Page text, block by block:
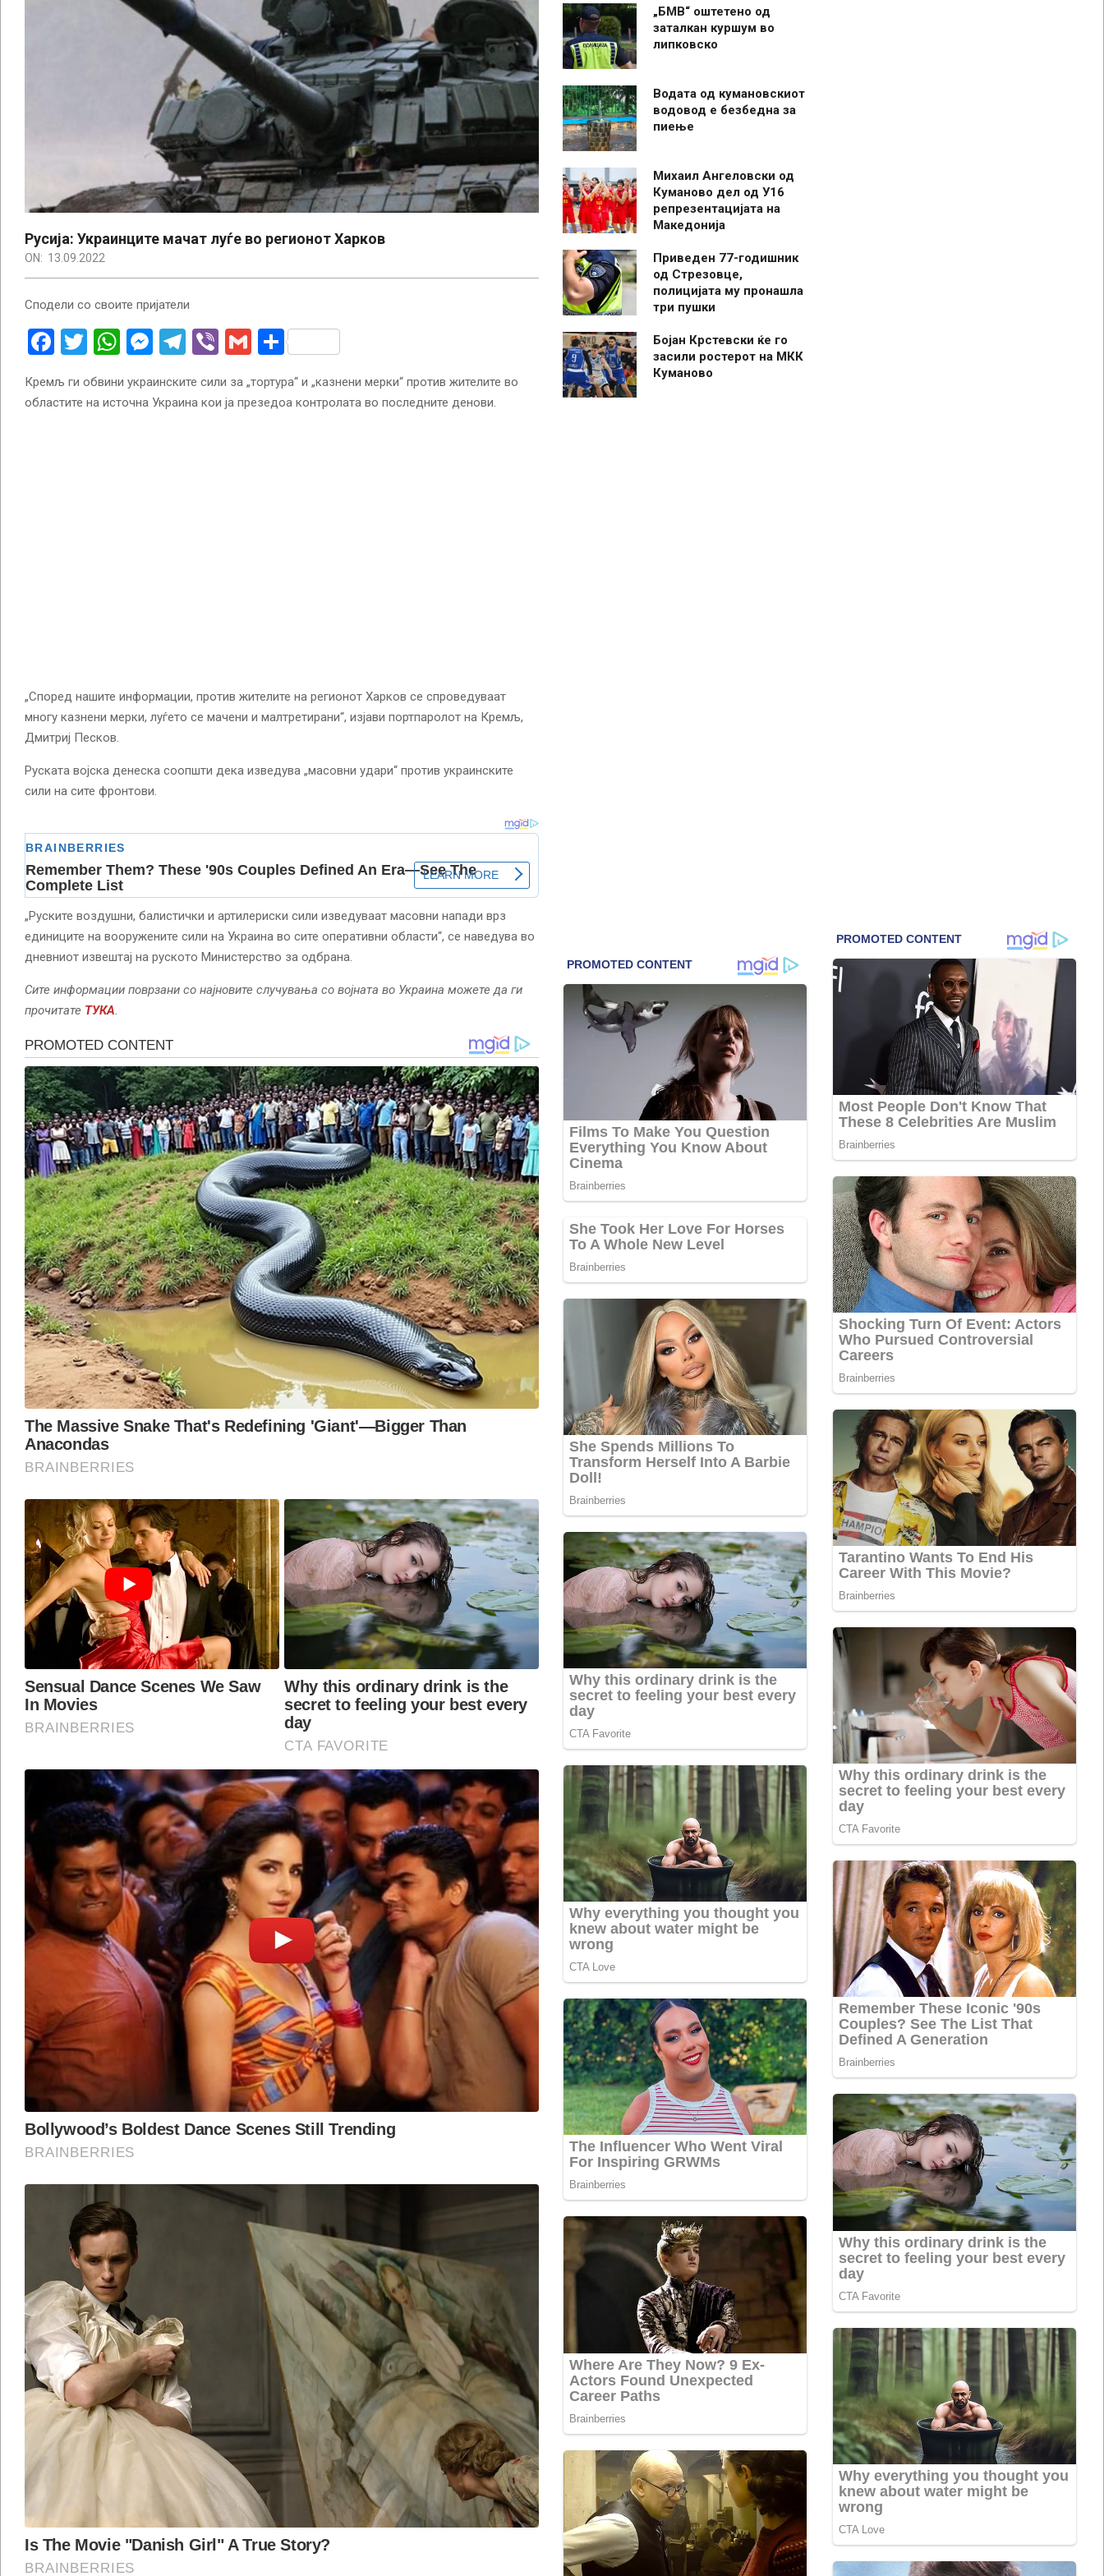
Русија: Украинците мачат луѓе во регионот Харков
ON: 13.09.2022
Сподели со своите пријатели
Facebook
Twitter
WhatsApp
Messenger
Telegram
ViberGmailShare
Кремљ ги обвини украинските сили за „тортура“ и „казнени мерки“ против жителите во
областите на источна Украина кои ја презедоа контролата во последните денови.
„Според нашите информации, против жителите на регионот Харков се спроведуваат
многу казнени мерки, луѓето се мачени и малтретирани“, изјави портпаролот на Кремљ,
Дмитриј Песков.
Руската војска денеска соопшти дека изведува „масовни удари“ против украинските
сили на сите фронтови.
„Руските воздушни, балистички и артилериски сили изведуваат масовни напади врз
единиците на вооружените сили на Украина во сите оперативни области“, се наведува во
дневниот извештај на руското Министерство за одбрана.
Сите информации поврзани со најновите случувања со војната во Украина можете да ги
прочитате ТУКА.
„БМВ“ оштетено од
заталкан куршум во
липковско
Водата од кумановскиот
водовод е безбедна за
пиење
Михаил Ангеловски од
Куманово дел од У16
репрезентацијата на
Македонија
Приведен 77-годишник
од Стрезовце,
полицијата му пронашла
три пушки
Бојан Крстевски ќе го
засили ростерот на МКК
Куманово